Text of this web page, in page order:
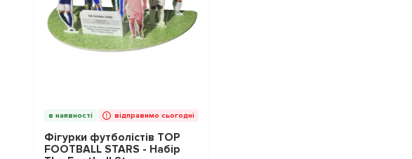
в наявності відправимо сьогодні
Фігурки футболістів TOP
FOOTBALL STARS - Набір